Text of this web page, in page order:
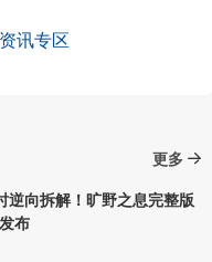
讯专区
更多
逆向拆解！旷野之息完整版
布